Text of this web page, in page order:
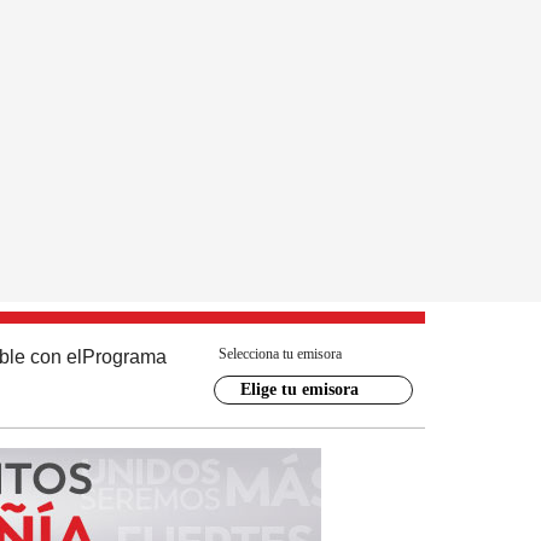
con el Programa Selecciona tu emisora
Elige tu emisora